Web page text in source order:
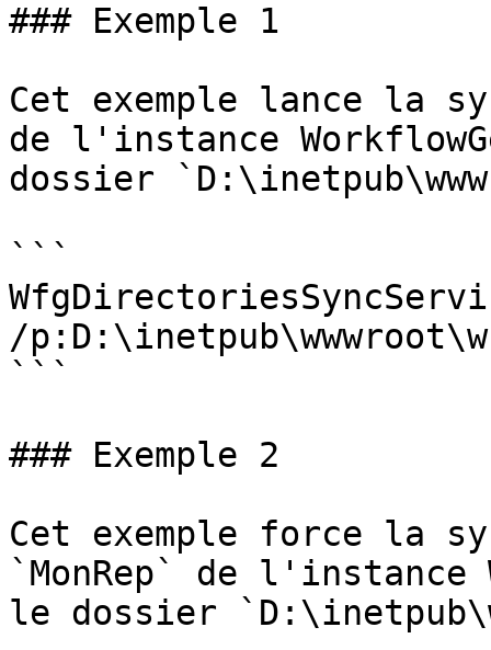
### Exemple 1
Cet exemple lance la
de l'instance
dossier
```
/
```
### Exemple 2
Cet exemple force la
`MonRep` de l'instance
le dossier